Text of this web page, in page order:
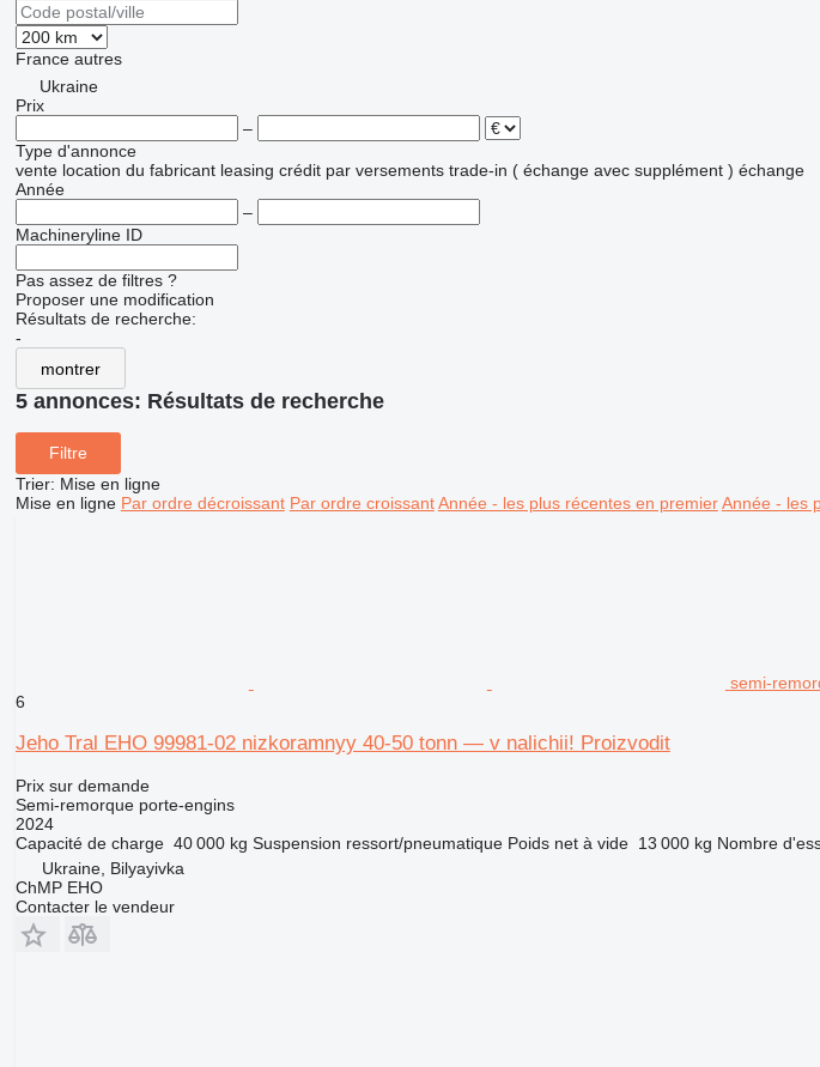
France autres
Ukraine
Prix
–
Type d'annonce
vente location du fabricant leasing crédit par versements trade-in ( échange avec supplément ) échange
Année
–
Machineryline ID
Pas assez de filtres ?
Proposer une modification
Résultats de recherche:
-
montrer
5 annonces: Résultats de recherche
Filtre
Trier: Mise en ligne
Mise en ligne Par ordre décroissant Par ordre croissant Année - les plus récentes en premier Année - les
semi-
6
Jeho Tral EHO 99981-02 nizkoramnyy 40-50 tonn — v nalichii! Proizvodit
Prix sur demande
Semi-remorque porte-engins
2024
Capacité de charge 40 000 kg Suspension ressort/pneumatique Poids net à vide 13 000 kg Nombre
Ukraine, Bilyayivka
ChMP EHO
Contacter le vendeur